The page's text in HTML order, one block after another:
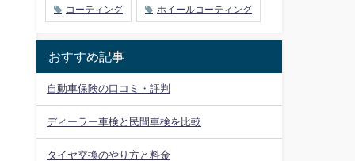
コーティング ホイールコーティング
おすすめ記事
自動車保険の口コミ・評判
ディーラー車検と民間車検を比較
タイヤ交換のやり方と料金